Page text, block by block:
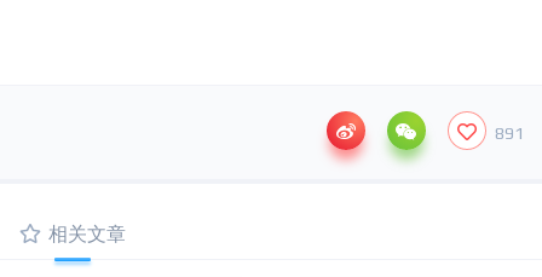
891
相关文章